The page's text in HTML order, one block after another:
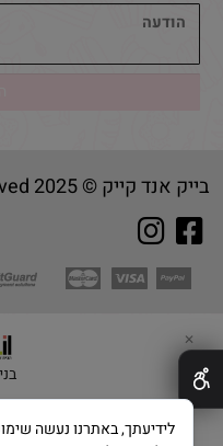
בייק אנד קייק © 2025 All Rights Reserved
✕